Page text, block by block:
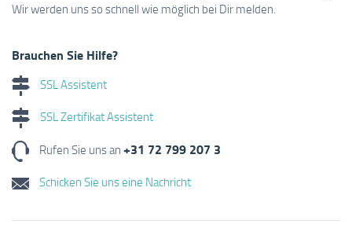
Wir werden uns so schnell wie möglich bei Dir melden.
Brauchen Sie Hilfe?
SSL Assistent
SSL Zertifikat Assistent
Rufen Sie uns an +31 72 799 207 3
Schicken Sie uns eine Nachricht